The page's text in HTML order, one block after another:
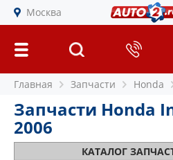
Москва
Главная Запчасти Honda
Запчасти Honda
2006
КАТАЛОГ